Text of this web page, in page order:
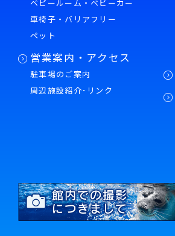
ベビールーム・ベビーカー
車椅子・バリアフリー
ペット
営業案内・アクセス
駐車場のご案内
周辺施設紹介･リンク